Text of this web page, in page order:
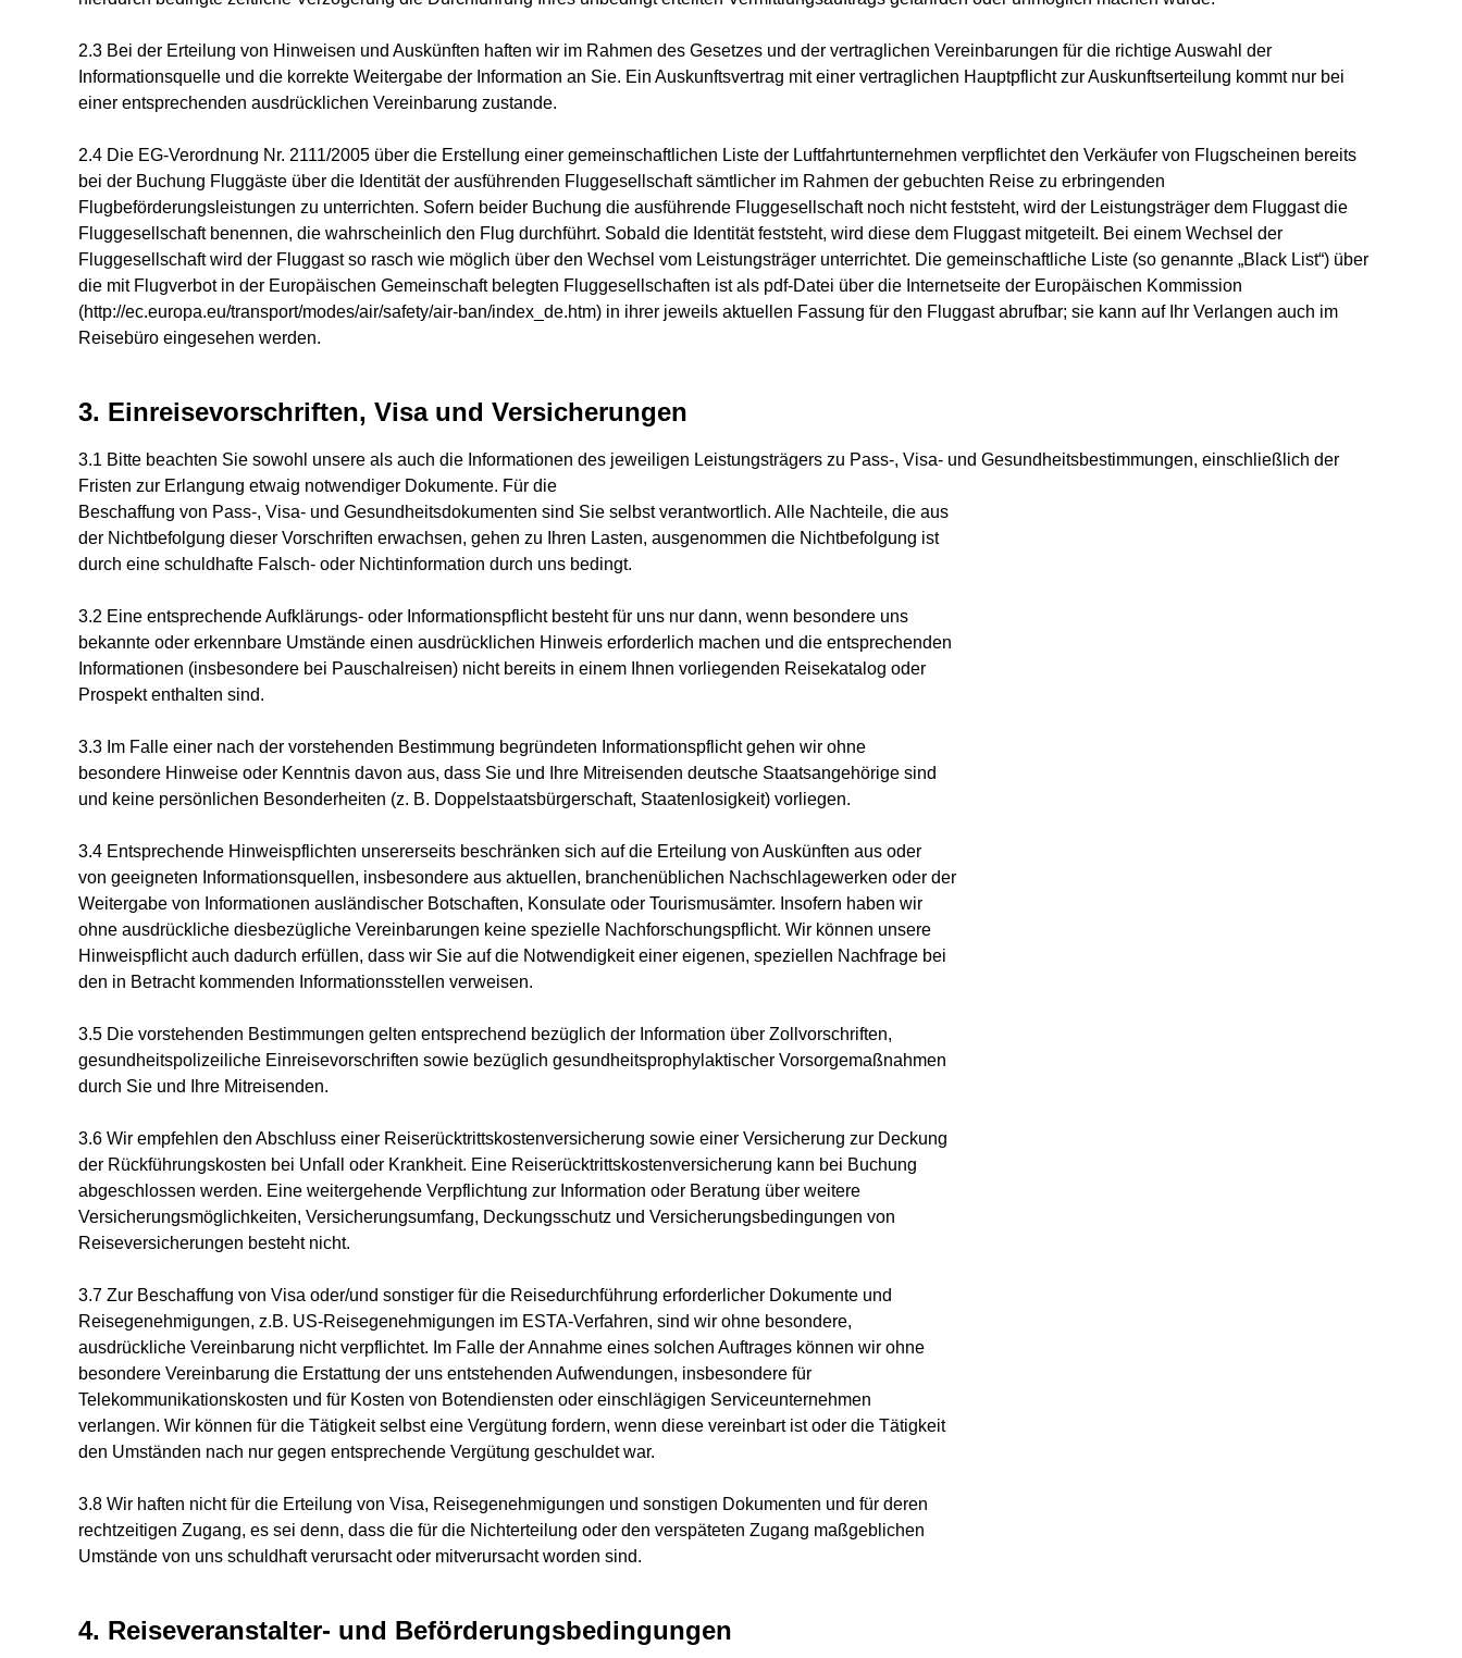
2.3 Bei der Erteilung von Hinweisen und Auskünften haften wir im Rahmen des Gesetzes und der vertraglichen Vereinbarungen für die richtige Auswahl der
Informationsquelle und die korrekte Weitergabe der Information an Sie. Ein Auskunftsvertrag mit einer vertraglichen Hauptpflicht zur Auskunftserteilung kommt nur bei
einer entsprechenden ausdrücklichen Vereinbarung zustande.
2.4 Die EG-Verordnung Nr. 2111/2005 über die Erstellung einer gemeinschaftlichen Liste der Luftfahrtunternehmen verpflichtet den Verkäufer von Flugscheinen bereits
bei der Buchung Fluggäste über die Identität der ausführenden Fluggesellschaft sämtlicher im Rahmen der gebuchten Reise zu erbringenden
Flugbeförderungsleistungen zu unterrichten. Sofern beider Buchung die ausführende Fluggesellschaft noch nicht feststeht, wird der Leistungsträger dem Fluggast die
Fluggesellschaft benennen, die wahrscheinlich den Flug durchführt. Sobald die Identität feststeht, wird diese dem Fluggast mitgeteilt. Bei einem Wechsel der
Fluggesellschaft wird der Fluggast so rasch wie möglich über den Wechsel vom Leistungsträger unterrichtet. Die gemeinschaftliche Liste (so genannte „Black List“) über
die mit Flugverbot in der Europäischen Gemeinschaft belegten Fluggesellschaften ist als pdf-Datei über die Internetseite der Europäischen Kommission
(http://ec.europa.eu/transport/modes/air/safety/air-ban/index_de.htm) in ihrer jeweils aktuellen Fassung für den Fluggast abrufbar; sie kann auf Ihr Verlangen auch im
Reisebüro eingesehen werden.
3. Einreisevorschriften, Visa und Versicherungen
3.1 Bitte beachten Sie sowohl unsere als auch die Informationen des jeweiligen Leistungsträgers zu Pass-, Visa- und Gesundheitsbestimmungen, einschließlich der
Fristen zur Erlangung etwaig notwendiger Dokumente. Für die
Beschaffung von Pass-, Visa- und Gesundheitsdokumenten sind Sie selbst verantwortlich. Alle Nachteile, die aus
der Nichtbefolgung dieser Vorschriften erwachsen, gehen zu Ihren Lasten, ausgenommen die Nichtbefolgung ist
durch eine schuldhafte Falsch- oder Nichtinformation durch uns bedingt.
3.2 Eine entsprechende Aufklärungs- oder Informationspflicht besteht für uns nur dann, wenn besondere uns
bekannte oder erkennbare Umstände einen ausdrücklichen Hinweis erforderlich machen und die entsprechenden
Informationen (insbesondere bei Pauschalreisen) nicht bereits in einem Ihnen vorliegenden Reisekatalog oder
Prospekt enthalten sind.
3.3 Im Falle einer nach der vorstehenden Bestimmung begründeten Informationspflicht gehen wir ohne
besondere Hinweise oder Kenntnis davon aus, dass Sie und Ihre Mitreisenden deutsche Staatsangehörige sind
und keine persönlichen Besonderheiten (z. B. Doppelstaatsbürgerschaft, Staatenlosigkeit) vorliegen.
3.4 Entsprechende Hinweispflichten unsererseits beschränken sich auf die Erteilung von Auskünften aus oder
von geeigneten Informationsquellen, insbesondere aus aktuellen, branchenüblichen Nachschlagewerken oder der
Weitergabe von Informationen ausländischer Botschaften, Konsulate oder Tourismusämter. Insofern haben wir
ohne ausdrückliche diesbezügliche Vereinbarungen keine spezielle Nachforschungspflicht. Wir können unsere
Hinweispflicht auch dadurch erfüllen, dass wir Sie auf die Notwendigkeit einer eigenen, speziellen Nachfrage bei
den in Betracht kommenden Informationsstellen verweisen.
3.5 Die vorstehenden Bestimmungen gelten entsprechend bezüglich der Information über Zollvorschriften,
gesundheitspolizeiliche Einreisevorschriften sowie bezüglich gesundheitsprophylaktischer Vorsorgemaßnahmen
durch Sie und Ihre Mitreisenden.
3.6 Wir empfehlen den Abschluss einer Reiserücktrittskostenversicherung sowie einer Versicherung zur Deckung
der Rückführungskosten bei Unfall oder Krankheit. Eine Reiserücktrittskostenversicherung kann bei Buchung
abgeschlossen werden. Eine weitergehende Verpflichtung zur Information oder Beratung über weitere
Versicherungsmöglichkeiten, Versicherungsumfang, Deckungsschutz und Versicherungsbedingungen von
Reiseversicherungen besteht nicht.
3.7 Zur Beschaffung von Visa oder/und sonstiger für die Reisedurchführung erforderlicher Dokumente und
Reisegenehmigungen, z.B. US-Reisegenehmigungen im ESTA-Verfahren, sind wir ohne besondere,
ausdrückliche Vereinbarung nicht verpflichtet. Im Falle der Annahme eines solchen Auftrages können wir ohne
besondere Vereinbarung die Erstattung der uns entstehenden Aufwendungen, insbesondere für
Telekommunikationskosten und für Kosten von Botendiensten oder einschlägigen Serviceunternehmen
verlangen. Wir können für die Tätigkeit selbst eine Vergütung fordern, wenn diese vereinbart ist oder die Tätigkeit
den Umständen nach nur gegen entsprechende Vergütung geschuldet war.
3.8 Wir haften nicht für die Erteilung von Visa, Reisegenehmigungen und sonstigen Dokumenten und für deren
rechtzeitigen Zugang, es sei denn, dass die für die Nichterteilung oder den verspäteten Zugang maßgeblichen
Umstände von uns schuldhaft verursacht oder mitverursacht worden sind.
4. Reiseveranstalter- und Beförderungsbedingungen